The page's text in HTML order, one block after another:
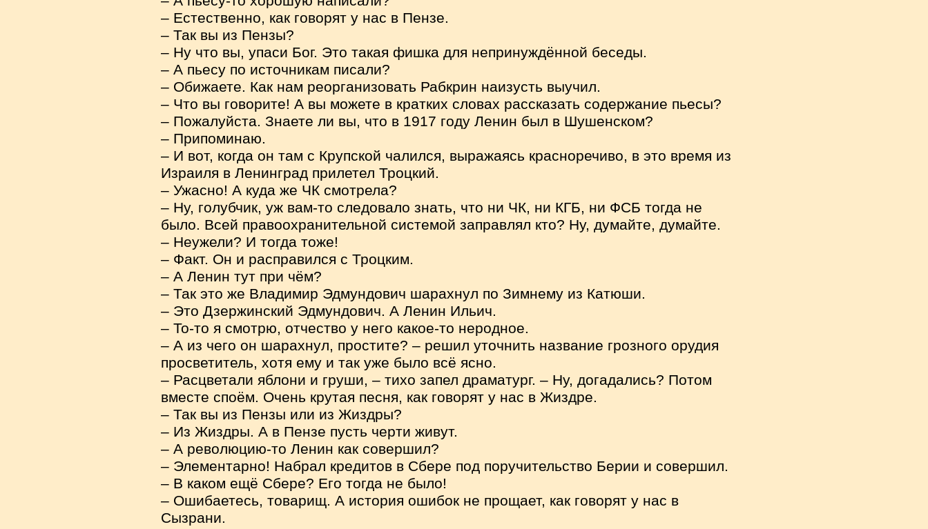
– Естественно, как говорят у нас в Пензе.
– Так вы из Пензы?
– Ну что вы, упаси Бог. Это такая фишка для непринуждённой беседы.
– А пьесу по источникам писали?
– Обижаете. Как нам реорганизовать Рабкрин наизусть выучил.
– Что вы говорите! А вы можете в кратких словах рассказать содержание пьесы?
– Пожалуйста. Знаете ли вы, что в 1917 году Ленин был в Шушенском?
– Припоминаю.
– И вот, когда он там с Крупской чалился, выражаясь красноречиво, в это время из
Израиля в Ленинград прилетел Троцкий.
– Ужасно! А куда же ЧК смотрела?
– Ну, голубчик, уж вам-то следовало знать, что ни ЧК, ни КГБ, ни ФСБ тогда не
было. Всей правоохранительной системой заправлял кто? Ну, думайте, думайте.
– Неужели? И тогда тоже!
– Факт. Он и расправился с Троцким.
– А Ленин тут при чём?
– Так это же Владимир Эдмундович шарахнул по Зимнему из Катюши.
– Это Дзержинский Эдмундович. А Ленин Ильич.
– То-то я смотрю, отчество у него какое-то неродное.
– А из чего он шарахнул, простите? – решил уточнить название грозного орудия
просветитель, хотя ему и так уже было всё ясно.
– Расцветали яблони и груши, – тихо запел драматург. – Ну, догадались? Потом
вместе споём. Очень крутая песня, как говорят у нас в Жиздре.
– Так вы из Пензы или из Жиздры?
– Из Жиздры. А в Пензе пусть черти живут.
– А революцию-то Ленин как совершил?
– Элементарно! Набрал кредитов в Сбере под поручительство Берии и совершил.
– В каком ещё Сбере? Его тогда не было!
– Ошибаетесь, товарищ. А история ошибок не прощает, как говорят у нас в
Сызрани.